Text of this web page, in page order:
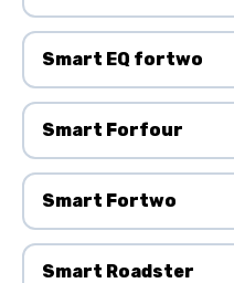
Smart EQ fortwo
Smart Forfour
Smart Fortwo
Smart Roadster